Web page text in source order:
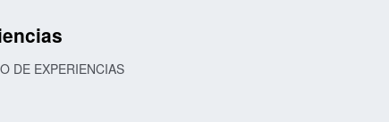
DE EXPERIENCIAS